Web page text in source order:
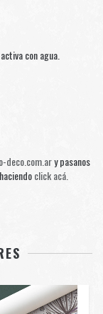
con agua.
deco.com.ary pasanos
click acá.